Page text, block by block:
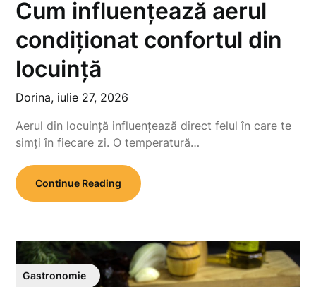
Cum influențează aerul
condiționat confortul din
locuință
Dorina, iulie 27, 2026
Aerul din locuință influențează direct felul în care te
simți în fiecare zi. O temperatură…
Continue Reading
Gastronomie